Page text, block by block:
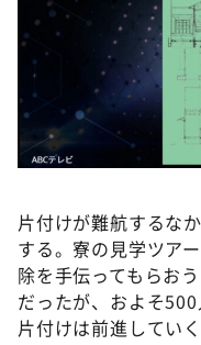
片付けが難航するな
する。寮の見学ツア
除を手伝ってもらお
だったが、およそ
片付けは前進していく